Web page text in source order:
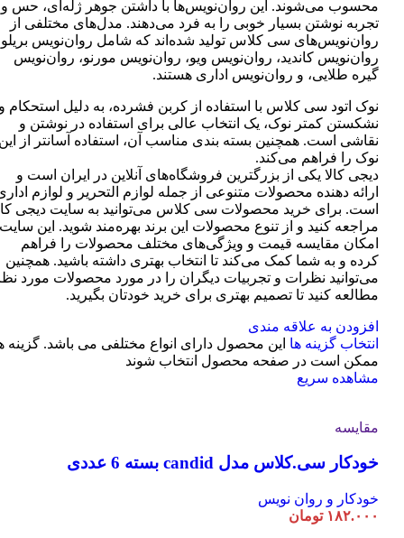
محسوب می‌شوند. این روان‌نویس‌ها با داشتن جوهر ژله‌ای، حس و
تجربه نوشتن بسیار خوبی را به فرد می‌دهند. مدل‌های مختلفی از
روان‌نویس‌های سی کلاس تولید شده‌اند که شامل روان‌نویس
روان‌نویس کاندید، روان‌نویس ویو، روان‌نویس مورنو، روان‌نویس
گیره طلایی، و روان‌نویس اداری هستند.
نوک اتود سی کلاس با استفاده از کربن فشرده، به دلیل استحکام
نشکستن کمتر نوک، یک انتخاب عالی برای استفاده در نوشتن و
نقاشی است. همچنین بسته بندی مناسب آن، استفاده آسانتر از
نوک را فراهم می‌کند.
دیجی کالا یکی از بزرگترین فروشگاه‌های آنلاین در ایران است و
ارائه دهنده محصولات متنوعی از جمله لوازم التحریر و لوازم
است. برای خرید محصولات سی کلاس می‌توانید به سایت دیجی
مراجعه کنید و از تنوع محصولات این برند بهره‌مند شوید. این سایت
امکان مقایسه قیمت و ویژگی‌های مختلف محصولات را فراهم
کرده و به شما کمک می‌کند تا انتخاب بهتری داشته باشید. همچنین
می‌توانید نظرات و تجربیات دیگران را در مورد محصولات مورد
مطالعه کنید تا تصمیم بهتری برای خرید خودتان بگیرید.
افزودن به علاقه مندی
انتخاب گزینه ها این محصول دارای انواع مختلفی می باشد. گزینه
ممکن است در صفحه محصول انتخاب شوند
مشاهده سریع
مقایسه
خودکار سی.کلاس مدل candid بسته 6 عددی
خودکار و روان نویس
۱۸۲.۰۰۰ تومان